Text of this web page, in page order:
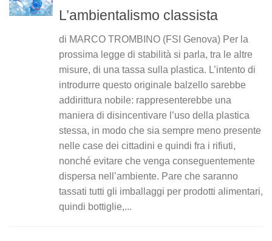
L’ambientalismo classista
di MARCO TROMBINO (FSI Genova) Per la
prossima legge di stabilità si parla, tra le altre
misure, di una tassa sulla plastica. L’intento di
introdurre questo originale balzello sarebbe
addirittura nobile: rappresenterebbe una
maniera di disincentivare l’uso della plastica
stessa, in modo che sia sempre meno presente
nelle case dei cittadini e quindi fra i rifiuti,
nonché evitare che venga conseguentemente
dispersa nell’ambiente. Pare che saranno
tassati tutti gli imballaggi per prodotti alimentari,
quindi bottiglie,...